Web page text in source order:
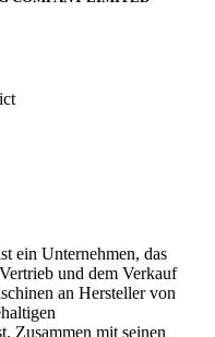
ein Unternehmen, das
und dem Verkauf
an Hersteller von
Zusammen mit seinen